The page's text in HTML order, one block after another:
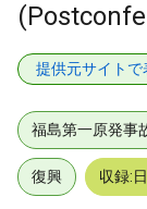
提供元サイトで
福島第一原発事
復興 収録: